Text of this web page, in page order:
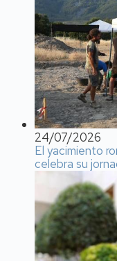
24/07/2026
El yacimiento
celebra su